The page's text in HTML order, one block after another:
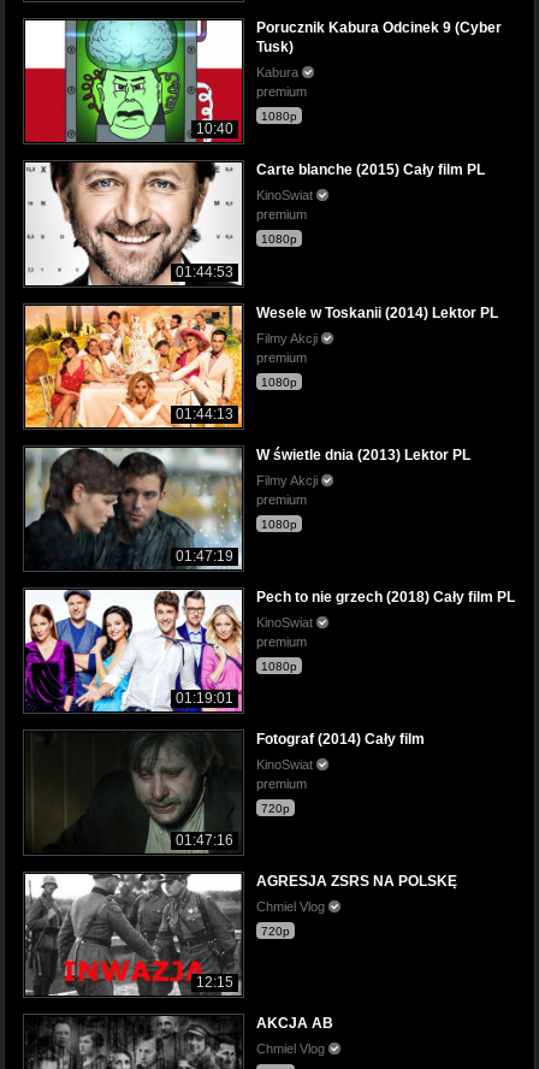
10:40
Porucznik Kabura Odcinek 9 (Cyber
Tusk)
Kabura
premium
1080p
01:44:53
Carte blanche (2015) Cały film PL
KinoSwiat
premium
1080p
01:44:13
Wesele w Toskanii (2014) Lektor PL
Filmy Akcji
premium
1080p
01:47:19
W świetle dnia (2013) Lektor PL
Filmy Akcji
premium
1080p
01:19:01
Pech to nie grzech (2018) Cały film PL
KinoSwiat
premium
1080p
01:47:16
Fotograf (2014) Cały film
KinoSwiat
premium
720p
12:15
AGRESJA ZSRS NA POLSKĘ
Chmiel Vlog
720p
AKCJA AB
Chmiel Vlog